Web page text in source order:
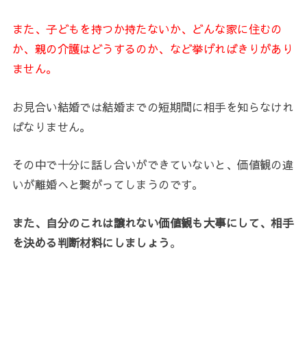
また、子どもを持つか持たないか、どんな家に住むの
か、親の介護はどうするのか、など挙げればきりがあり
ません。
お見合い結婚では結婚までの短期間に相手を知らなけれ
ばなりません。
その中で十分に話し合いができていないと、価値観の違
いが離婚へと繋がってしまうのです。
また、自分のこれは譲れない価値観も大事にして、相手
を決める判断材料にしましょう。